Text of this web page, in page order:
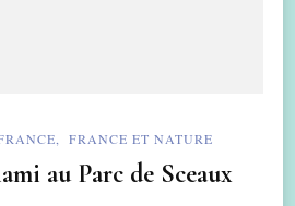
FRANCE ET NATURE
au Parc de Sceaux